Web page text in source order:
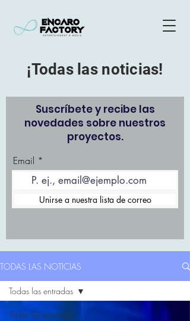
¡Todas las noticias!
Suscríbete y recibe las
novedades sobre nuestros
proyectos.
Email
Unirse a nuestra lista de correo
TODAS LAS NOTICIAS
Todas las entradas
Todas las entradas